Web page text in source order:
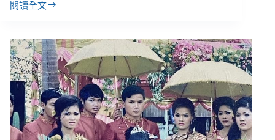
閱讀全文
聾
50
年
代
的
盲
啞
小
學、